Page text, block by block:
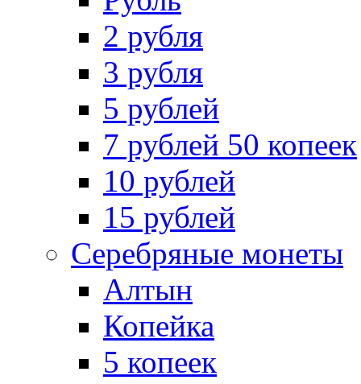
2 рубля
3 рубля
5 рублей
7 рублей 50 копеек
10 рублей
15 рублей
Серебряные монеты
Алтын
Копейка
5 копеек